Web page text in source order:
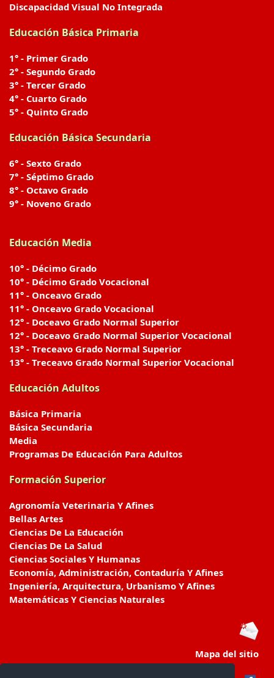
Discapacidad Visual No Integrada
Educación Básica Primaria
1° - Primer Grado
2° - Segundo Grado
3° - Tercer Grado
4° - Cuarto Grado
5° - Quinto Grado
Educación Básica Secundaria
6° - Sexto Grado
7° - Séptimo Grado
8° - Octavo Grado
9° - Noveno Grado
Educación Media
10° - Décimo Grado
10° - Décimo Grado Vocacional
11° - Onceavo Grado
11° - Onceavo Grado Vocacional
12° - Doceavo Grado Normal Superior
12° - Doceavo Grado Normal Superior Vocacional
13° - Treceavo Grado Normal Superior
13° - Treceavo Grado Normal Superior Vocacional
Educación Adultos
Básica Primaria
Básica Secundaria
Media
Programas De Educación Para Adultos
Formación Superior
Agronomía Veterinaria Y Afines
Bellas Artes
Ciencias De La Educación
Ciencias De La Salud
Ciencias Sociales Y Humanas
Economía, Administración, Contaduría Y Afines
Ingeniería, Arquitectura, Urbanismo Y Afines
Matemáticas Y Ciencias Naturales
Mapa del sitio